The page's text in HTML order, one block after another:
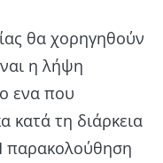
θα χορηγηθούν
η λήψη
ενα που
κατά τη διάρκεια
παρακολούθηση